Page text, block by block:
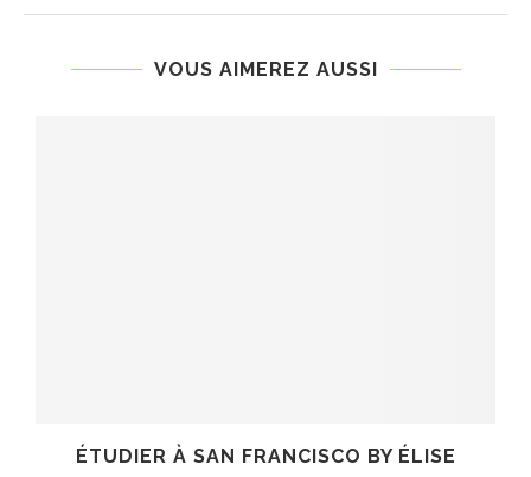
VOUS AIMEREZ AUSSI
ÉTUDIER À SAN FRANCISCO BY ÉLISE